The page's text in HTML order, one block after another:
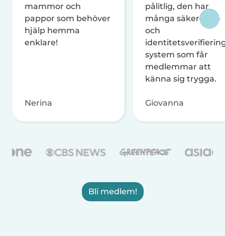
mammor och
pappor som behöver
hjälp hemma
enklare!
Nerina
pålitlig, den har
många säkerhets-
och
system som får
medlemmar att
känna sig trygga.
Giovanna
Bli medlem!